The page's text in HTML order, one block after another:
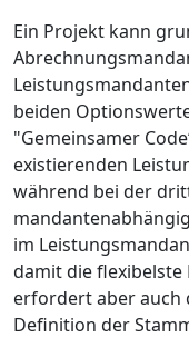
Ein Projekt kann
beiden
"Gemeinsamer
existierenden
während bei der
im
damit die flexibelste
erfordert aber auch
Definition der